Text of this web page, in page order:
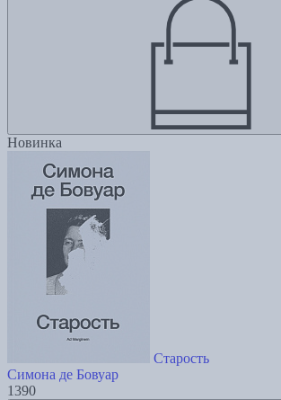
Новинка
Старость
Симона де Бовуар
1390